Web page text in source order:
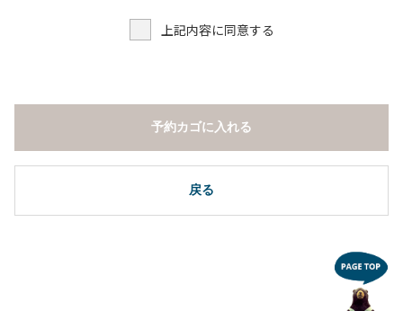
８．その他 周りに迷惑となるような行為（夜間の大声での談
１．全室禁煙です。
２．動物（ペット類）の同伴はご遠慮願います。
３．備品の持ち出しはしないでください。
４．ご訪問客と常設テント内での面会はご遠慮願います。
上記内容に同意する
戻る
予約カゴに入れる